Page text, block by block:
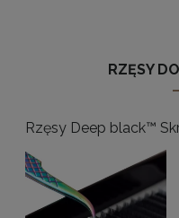
RZĘSY
Rzęsy Deep black™